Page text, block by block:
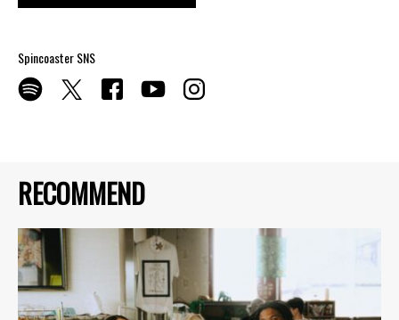
RECOMMEND
Spincoaster SNS